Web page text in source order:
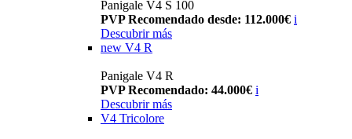
Panigale V4 S 100
PVP Recomendado desde: 112.000€ i
Descubrir más
new V4 R
Panigale V4 R
PVP Recomendado: 44.000€ i
Descubrir más
V4 Tricolore